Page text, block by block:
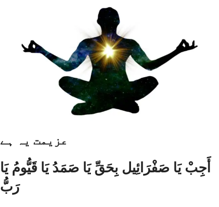
عزیمت یہ ہے
أَجِبْ يَا صَفْرَائِيل بِحَقِّ يَا صَمَدُ يَا قَيُّومُ يَا
رَبُّ